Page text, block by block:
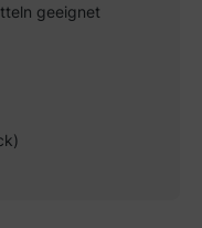
geeignet